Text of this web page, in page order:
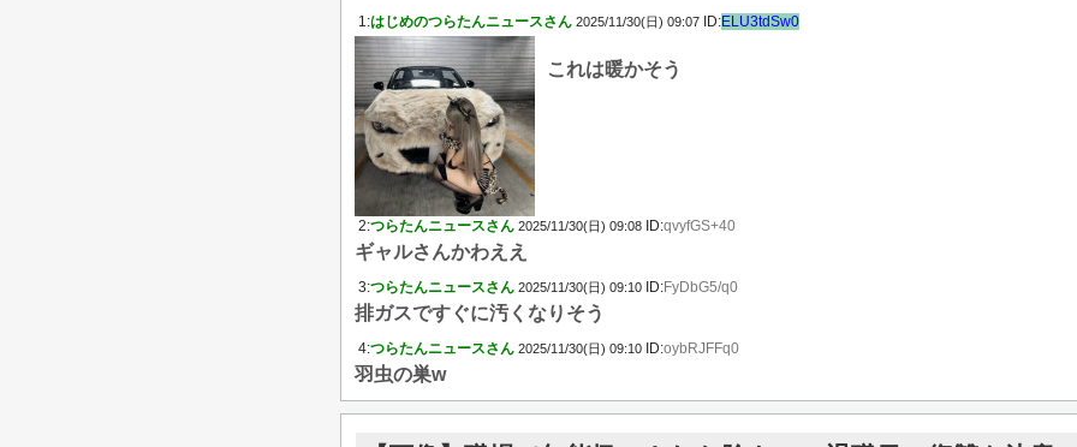
1:はじめのつらたんニュースさん 2025/11/30(日) 09:07 ID:ELU3tdSw0
これは暖かそう
2:つらたんニュースさん 2025/11/30(日) 09:08 ID:qvyfGS+40
ギャルさんかわええ
3:つらたんニュースさん 2025/11/30(日) 09:10 ID:FyDbG5/q0
排ガスですぐに汚くなりそう
4:つらたんニュースさん 2025/11/30(日) 09:10 ID:oybRJFFq0
羽虫の巣w